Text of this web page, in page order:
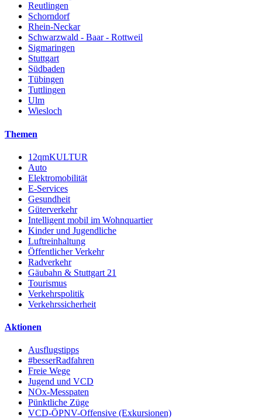
Reutlingen
Schorndorf
Rhein-Neckar
Schwarzwald - Baar - Rottweil
Sigmaringen
Stuttgart
Südbaden
Tübingen
Tuttlingen
Ulm
Wiesloch
Themen
12qmKULTUR
Auto
Elektromobilität
E-Services
Gesundheit
Güterverkehr
Intelligent mobil im Wohnquartier
Kinder und Jugendliche
Luftreinhaltung
Öffentlicher Verkehr
Radverkehr
Gäubahn & Stuttgart 21
Tourismus
Verkehrspolitik
Verkehrssicherheit
Aktionen
Ausflugstipps
#besserRadfahren
Freie Wege
Jugend und VCD
NOx-Messpaten
Pünktliche Züge
VCD-ÖPNV-Offensive (Exkursionen)